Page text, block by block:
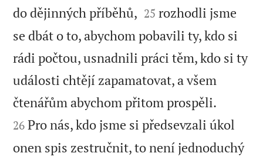
do dějinných příběhů, 

25 rozhodli jsme
se dbát o to, abychom pobavili ty, kdo si
rádi počtou, usnadnili práci těm, kdo si ty
události chtějí zapamatovat, a všem
čtenářům abychom přitom prospěli.
26 Pro nás, kdo jsme si předsevzali úkol
onen spis zestručnit, to není jednoduchý